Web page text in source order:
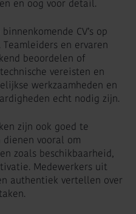
en oog voor detail.
CV’s op
en ervaren
beoordelen of
vereisten en
werkzaamheden en
echt nodig zijn.
zijn ook goed te
dienen vooral om
zoals beschikbaarheid,
Medewerkers uit
authentiek vertellen over